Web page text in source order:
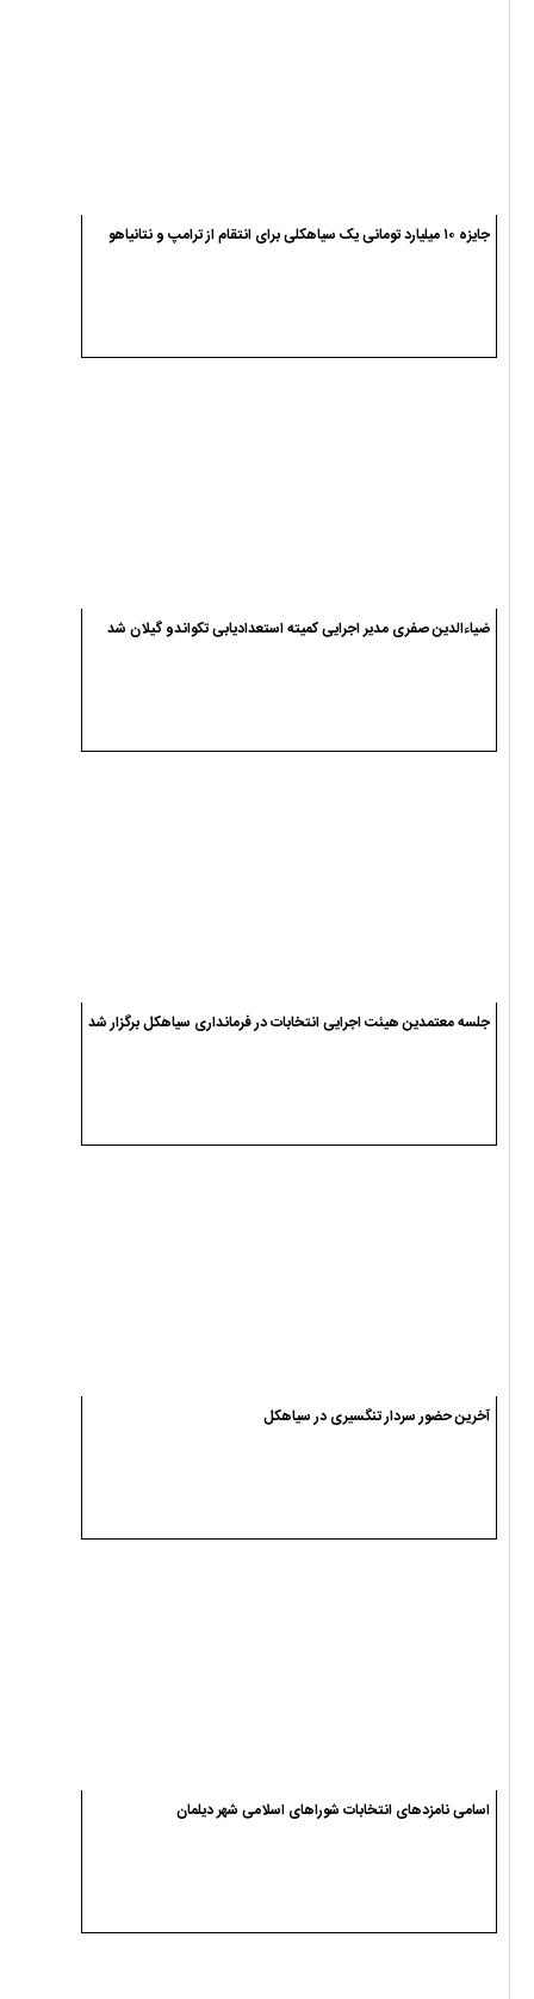
جایزه ۱۰ میلیارد تومانی یک سیاهکلی برای انتقام از ترامپ و نتانیاهو
ضیاءالدین صفری مدیر اجرایی کمیته استعدادیابی تکواندو گیلان شد
جلسه معتمدین هیئت اجرایی انتخابات در فرمانداری سیاهکل برگزار شد
آخرین حضور سردار تنگسیری در سیاهکل
اسامی نامزدهای انتخابات شوراهای اسلامی شهر دیلمان